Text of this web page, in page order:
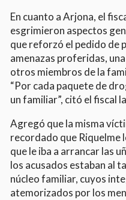
En cuanto a Arjona, el
esgrimieron aspectos
que reforzó el pedido de
amenazas proferidas,
otros miembros de la
“Por cada paquete de
un familiar”, citó el fiscal
Agregó que la misma
recordado que Riquelme
que le iba a arrancar las
los acusados estaban al
núcleo familiar, cuyos
atemorizados por los